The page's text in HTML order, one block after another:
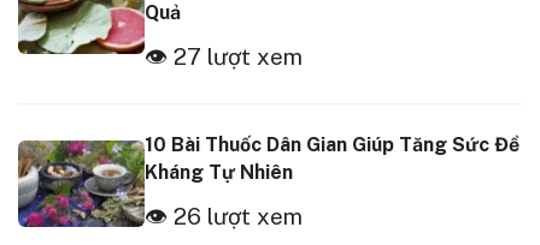
Quả
👁 27 lượt xem
10 Bài Thuốc Dân Gian Giúp Tăng Sức Đề
Kháng Tự Nhiên
👁 26 lượt xem